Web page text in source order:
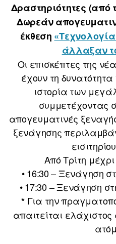
Δραστηριότητες (από
Δωρεάν
έκθεση
άλλαξαν
Οι επισκέπτες της
έχουν τη
ιστορία των
συμμετέχοντας
απογευματινές
ξενάγησης
Από Τρίτη
• 16:30 – Ξενάγηση
• 17:30 – Ξενάγηση
*Για την
απαιτείται